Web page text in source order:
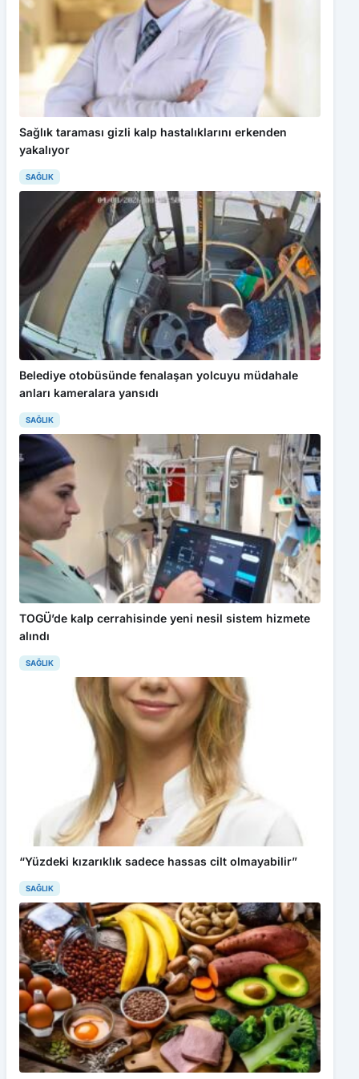
Erdemir saat ücretli işe alım yapacak
Sağlık taraması gizli kalp hastalıklarını erkenden
yakalıyor
SAĞLIK
Belediye otobüsünde fenalaşan yolcuyu müdahale
anları kameralara yansıdı
SAĞLIK
TOGÜ’de kalp cerrahisinde yeni nesil sistem hizmete
alındı
SAĞLIK
“Yüzdeki kızarıklık sadece hassas cilt olmayabilir”
SAĞLIK
Bu web sitesinde en iyi deneyimi yaşamanızı sağlamak için
çerezler kullanılmaktadır. Detaylar için Gizlilik Politikamız
inceleyebilirsiniz.
Kabul Et